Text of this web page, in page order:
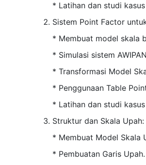
* Latihan dan studi kasus
Sistem Point Factor
* Membuat model skala
* Simulasi sistem
* Transformasi Model
* Penggunaan Table
* Latihan dan studi kasus
Struktur dan Skala Upah:
* Membuat Model Skala
* Pembuatan Garis Upah.